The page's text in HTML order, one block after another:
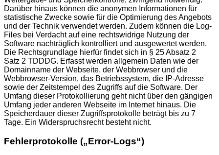
Darüber hinaus können die anonymen Informationen für
statistische Zwecke sowie für die Optimierung des Angebots
und der Technik verwendet werden. Zudem können die Log-
Files bei Verdacht auf eine rechtswidrige Nutzung der
Software nachträglich kontrolliert und ausgewertet werden.
Die Rechtsgrundlage hierfür findet sich in § 25 Absatz 2
Satz 2 TDDDG. Erfasst werden allgemein Daten wie der
Domainname der Webseite, der Webbrowser und die
Webbrowser-Version, das Betriebssystem, die IP-Adresse
sowie der Zeitstempel des Zugriffs auf die Software. Der
Umfang dieser Protokollierung geht nicht über den gängigen
Umfang jeder anderen Webseite im Internet hinaus. Die
Speicherdauer dieser Zugriffsprotokolle beträgt bis zu 7
Tage. Ein Widerspruchsrecht besteht nicht.
Fehlerprotokolle („Error-Logs“)